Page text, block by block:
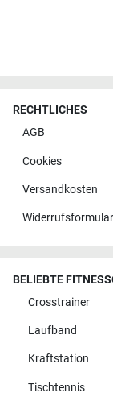
RECHTLICHES
AGB
Cookies
Versandkosten
Widerrufsformular
BELIEBTE
Crosstrainer
Laufband
Kraftstation
Tischtennis